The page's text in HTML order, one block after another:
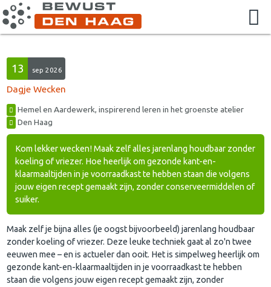
13 sep 2026
Dagje Wecken
Hemel en Aardewerk, inspirerend leren in het groenste atelier
Den Haag
Kom lekker wecken! Maak zelf alles jarenlang houdbaar zonder
koeling of vriezer. Hoe heerlijk om gezonde kant-en-
klaarmaaltijden in je voorraadkast te hebben staan die volgens
jouw eigen recept gemaakt zijn, zonder conserveermiddelen of
suiker.
Maak zelf je bijna alles (je oogst bijvoorbeeld) jarenlang houdbaar
zonder koeling of vriezer. Deze leuke techniek gaat al zo'n twee
eeuwen mee – en is actueler dan ooit. Het is simpelweg heerlijk om
gezonde kant-en-klaarmaaltijden in je voorraadkast te hebben
staan die volgens jouw eigen recept gemaakt zijn, zonder